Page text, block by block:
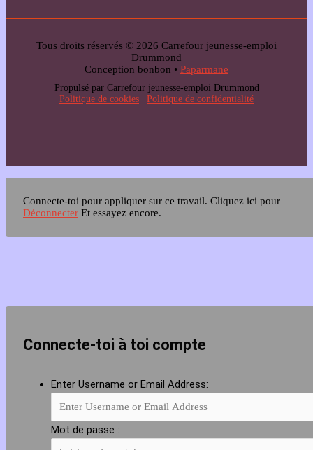
Tous droits réservés © 2026 Carrefour jeunesse-emploi
Drummond
Conception bonbon • Paparmane
Propulsé par Carrefour jeunesse-emploi Drummond
Politique de cookies
Politique de confidentialité
Connecte-toi pour appliquer sur ce travail. Cliquez ici pour
Déconnecter Et essayez encore.
Connecte-toi à toi compte
Enter Username or Email Address:
Mot de passe :